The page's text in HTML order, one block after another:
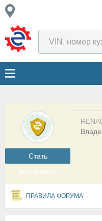
Cтать
участником
ПРАВИЛА ФОРУМА